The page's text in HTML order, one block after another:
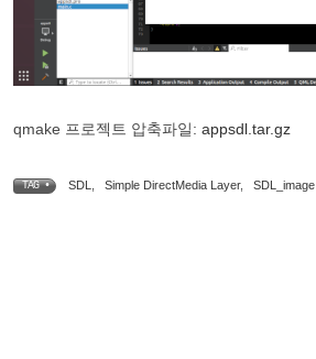
qmake 프로젝트 압축파일: appsdl.tar.gz
TAG • SDL, Simple DirectMedia Layer, SDL_image